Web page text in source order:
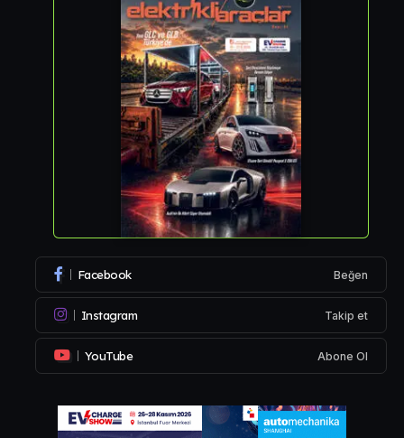
Facebook Beğen
Instagram Takip et
YouTube Abone Ol